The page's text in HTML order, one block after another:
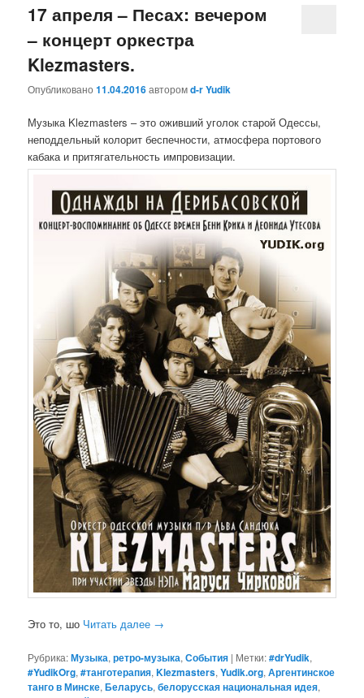
17 апреля – Песах: вечером
– концерт оркестра
Klezmasters.
Опубликовано11.04.2016авторомd-r Yudik
Музыка Klezmasters – это оживший уголок старой Одессы,
неподдельный колорит беспечности, атмосфера портового
кабака и притягательность импровизации.
Это то, шо Читать далее →
Рубрика:Музыка,ретро-музыка,События | Метки:#‎drYudik,
#YudikOrg,#танготерапия,Klezmasters,Yudik.org,Аргентинское
танго в Минске,Беларусь,белорусская национальная идея,